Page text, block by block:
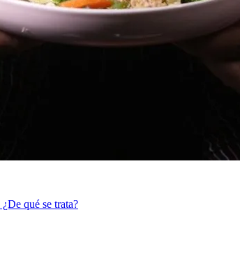
¿De qué se trata?